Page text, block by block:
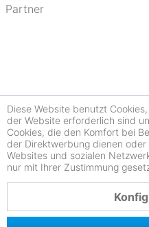
Partner
Diese Website benutzt
der Website erforderlich sind
Cookies, die den Komfort bei
der Direktwerbung dienen
Websites und sozialen
nur mit Ihrer Zustimmung